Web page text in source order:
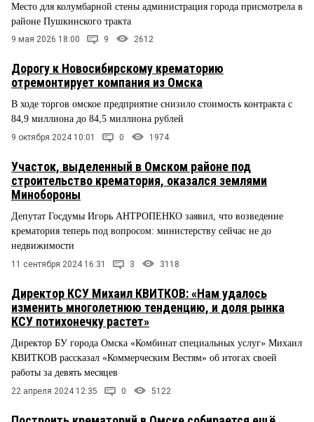
Место для колумбарной стены администрация города присмотрела в
районе Пушкинского тракта
9 мая 2026 18:00 9 2612
Дорогу к Новосибирскому крематорию
отремонтирует компания из Омска
В ходе торгов омское предприятие снизило стоимость контракта с
84,9 миллиона до 84,5 миллиона рублей
9 октября 2024 10:01 0 1974
Участок, выделенный в Омском районе под
строительство крематория, оказался землями
Минобороны
Депутат Госдумы Игорь АНТРОПЕНКО заявил, что возведение
крематория теперь под вопросом: министерству сейчас не до
недвижимости
11 сентября 2024 16:31 3 3118
Директор КСУ Михаил КВИТКОВ: «Нам удалось
изменить многолетнюю тенденцию, и доля рынка
КСУ потихонечку растет»
Директор БУ города Омска «Комбинат специальных услуг» Михаил
КВИТКОВ рассказал «Коммерческим Вестям» об итогах своей
работы за девять месяцев
22 апреля 2024 12:35 0 5122